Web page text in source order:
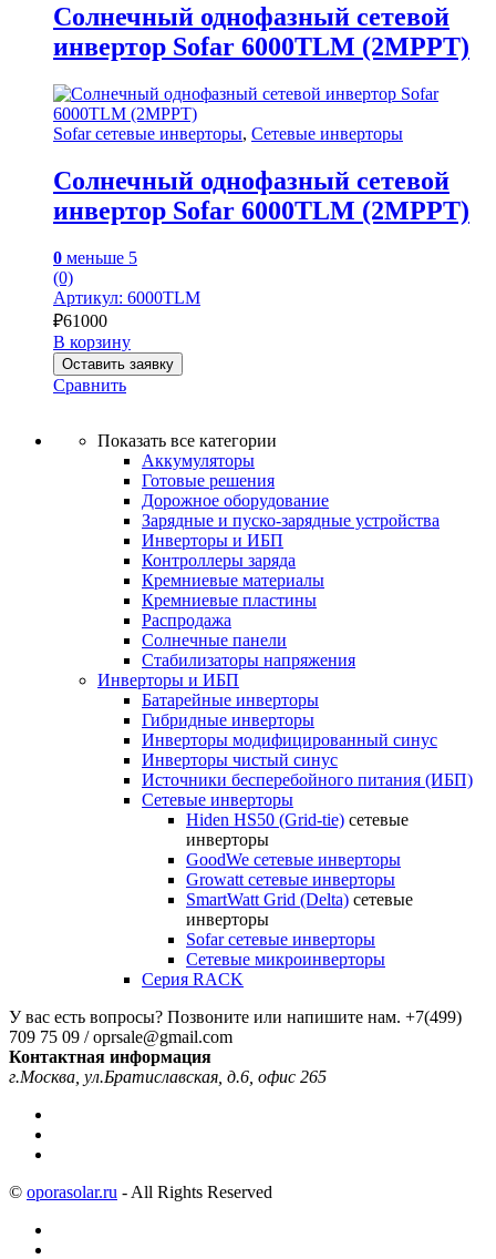
Солнечный однофазный сетевой
инвертор Sofar 6000TLM (2MPPT)
Sofar сетевые инверторы, Сетевые инверторы
Солнечный однофазный сетевой
инвертор Sofar 6000TLM (2MPPT)
0 меньше 5
(0)
Артикул: 6000TLM
₽61000
В корзину
Оставить заявку
Сравнить
Показать все категории
Аккумуляторы
Готовые решения
Дорожное оборудование
Зарядные и пуско-зарядные устройства
Инверторы и ИБП
Контроллеры заряда
Кремниевые материалы
Кремниевые пластины
Распродажа
Солнечные панели
Стабилизаторы напряжения
Инверторы и ИБП
Батарейные инверторы
Гибридные инверторы
Инверторы модифицированный синус
Инверторы чистый синус
Источники бесперебойного питания (ИБП)
Сетевые инверторы
Hiden HS50 (Grid-tie) сетевые
инверторы
GoodWe сетевые инверторы
Growatt сетевые инверторы
SmartWatt Grid (Delta) сетевые
инверторы
Sofar сетевые инверторы
Сетевые микроинверторы
Серия RACK
У вас есть вопросы? Позвоните или напишите нам. +7(499)
709 75 09 / oprsale@gmail.com
Контактная информация
г.Москва, ул.Братиславская, д.6, офис 265
© oporasolar.ru - All Rights Reserved